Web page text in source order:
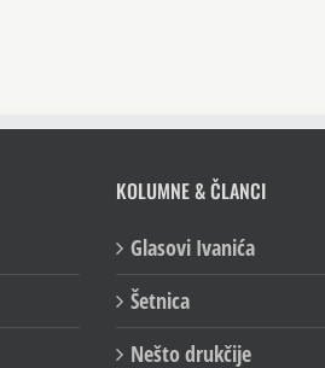
KOLUMNE & ČLANCI
Glasovi Ivanića
Šetnica
Nešto drukčije